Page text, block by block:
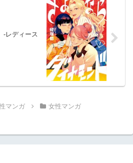
-レディース
マンガ 女性マンガ